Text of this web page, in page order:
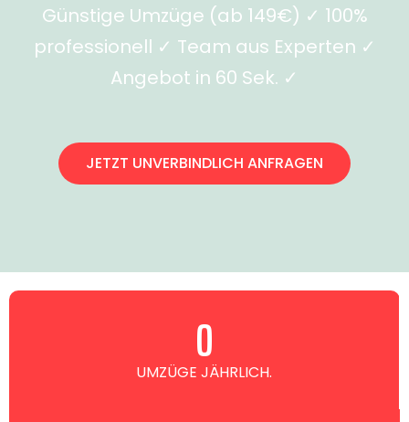
Günstige Umzüge (ab 149€) ✓ 100%
professionell ✓ Team aus Experten ✓
Angebot in 60 Sek. ✓
JETZT UNVERBINDLICH ANFRAGEN
UMZÜGE JÄHRLICH.
0